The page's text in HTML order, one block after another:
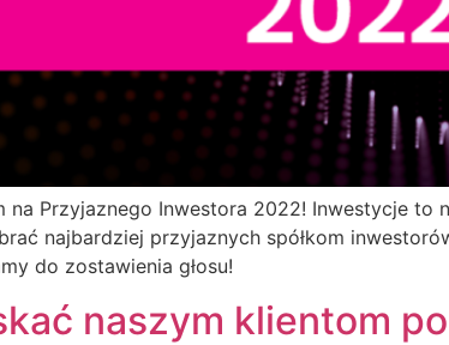
na Przyjaznego Inwestora 2022! Inwestycje
najbardziej przyjaznych spółkom
do zostawienia głosu!
naszym klientom